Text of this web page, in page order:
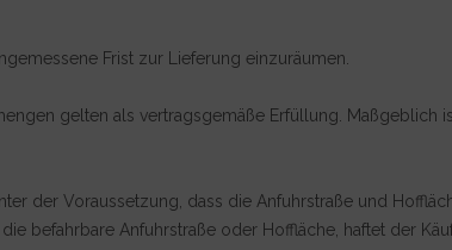
Frist zur Lieferung einzuräumen.
gelten als vertragsgemäße Erfüllung. Maßgeblich
der Voraussetzung, dass die Anfuhrstraße und
befahrbare Anfuhrstraße oder Hoffläche, haftet der